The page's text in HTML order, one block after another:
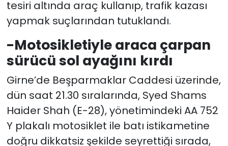
tesiri altında araç kullanıp, trafik kazası
yapmak suçlarından tutuklandı.
-Motosikletiyle araca çarpan
sürücü sol ayağını kırdı
Girne’de Beşparmaklar Caddesi üzerinde,
dün saat 21.30 sıralarında, Syed Shams
Haider Shah (E-28), yönetimindeki AA 752
Y plakalı motosiklet ile batı istikametine
doğru dikkatsiz şekilde seyrettiği sırada,